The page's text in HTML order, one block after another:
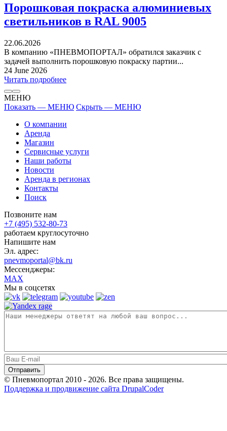
Порошковая покраска алюминиевых
светильников в RAL 9005
22.06.2026
В компанию «ПНЕВМОПОРТАЛ» обратился заказчик с
задачей выполнить порошковую покраску партии...
24 June 2026
Читать подробнее
МЕНЮ
Показать — МЕНЮ Скрыть — МЕНЮ
О компании
Аренда
Магазин
Сервисные услуги
Наши работы
Новости
Аренда в регионах
Контакты
Поиск
Позвоните нам
+7 (495) 532-80-73
работаем круглосуточно
Напишите нам
Эл. адрес:
pnevmoportal@bk.ru
Мессенджеры:
MAX
Мы в соцсетях
© Пневмопортал 2010 - 2026. Все права защищены.
Поддержка и продвижение сайта DrupalCoder